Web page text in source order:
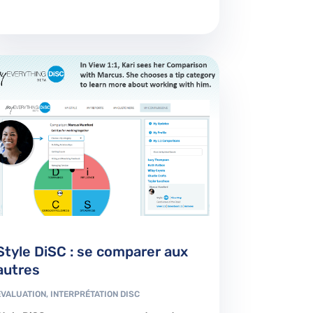
DiSC : se comparer aux
, INTERPRÉTATION DISC